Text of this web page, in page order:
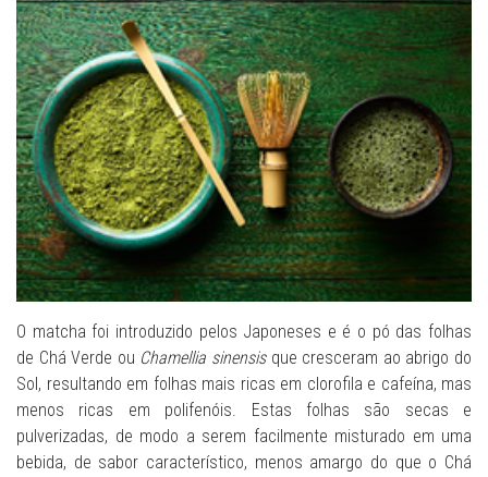
O matcha foi introduzido pelos Japoneses e é o pó das folhas
de Chá Verde ou Chamellia sinensisque cresceram ao abrigo do
Sol, resultando em folhas mais ricas em clorofila e cafeína, mas
menos ricas em polifenóis. Estas folhas são secas e
pulverizadas, de modo a serem facilmente misturado em uma
bebida, de sabor característico, menos amargo do que o Chá